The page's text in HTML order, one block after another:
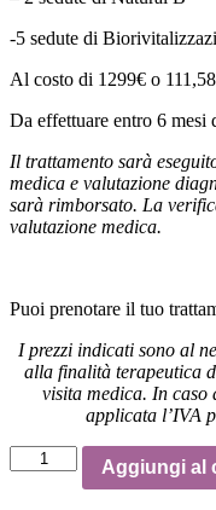
-5 sedute di
Al costo di 1299€ o
Da effettuare entro 6 mesi
Il trattamento sarà
medica e valutazione
sarà rimborsato. La
valutazione medica.
Puoi prenotare il tuo
I prezzi indicati sono al
alla finalità terapeutica
visita medica. In caso
applicata l’IVA
Hydra
Booster
Aggiungi al